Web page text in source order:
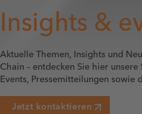
Insights &
Aktuelle Themen, Insights und
Chain – entdecken Sie hier
Events, Pressemitteilungen sowie
Jetzt kontaktieren